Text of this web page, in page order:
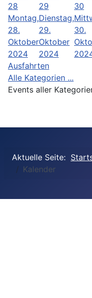
28
Montag,
28.
Oktober
2024
29
Dienstag,
29.
Oktober
2024
30
30.
Ausfahrten
Alle Kategorien ...
Events aller
Aktuelle Seite:
Kalender